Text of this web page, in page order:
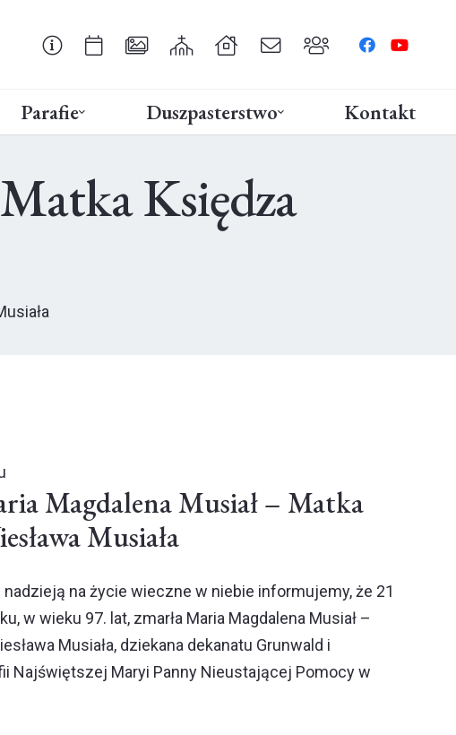
Parafie Duszpasterstwo Kontakt
Księdza
Magdalena Musiał – Matka
Musiała
na życie wieczne w niebie informujemy, że 21
w wieku 97. lat, zmarła Maria Magdalena Musiał –
Musiała, dziekana dekanatu Grunwald i
Najświętszej Maryi Panny Nieustającej Pomocy w